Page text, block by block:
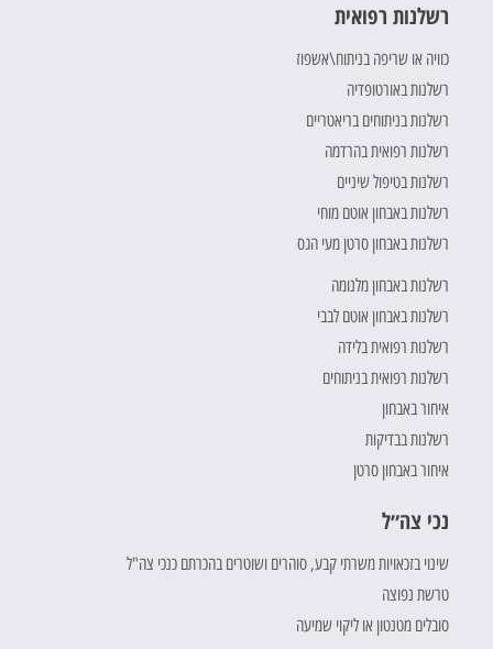
רשלנות רפואית
כוויה או שריפה בניתוח\אשפוז
רשלנות באורטופדיה
רשלנות בניתוחים בריאטריים
רשלנות רפואית בהרדמה
רשלנות בטיפול שיניים
רשלנות באבחון אוטם מוחי
רשלנות באבחון סרטן מעי הגס
רשלנות באבחון מלנומה
רשלנות באבחון אוטם לבבי
רשלנות רפואית בלידה
רשלנות רפואית בניתוחים
איחור באבחון
רשלנות בבדיקות
איחור באבחון סרטן
נכי צה״ל
שינוי בזכאויות משרתי קבע, סוהרים ושוטרים בהכרתם כנכי צה"ל
טרשת נפוצה
סובלים מטנטון או ליקוי שמיעה